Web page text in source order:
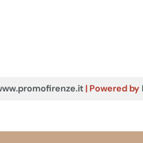
| Powered by